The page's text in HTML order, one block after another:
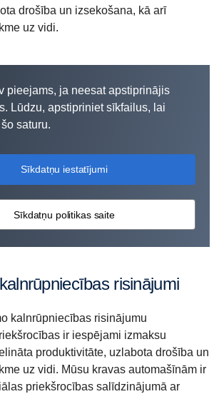
drošība un izsekošana, kā arī
uz vidi.
pieejams, ja neesat apstiprinājis
Lūdzu, apstipriniet sīkfailus, lai
saturu.
Sīkdatņu iestatījumi
Sīkdatņu politikas saite
kalnrūpniecības risinājumi
kalnrūpniecības risinājumu
ir iespējami izmaksu
produktivitāte, uzlabota drošība un
uz vidi. Mūsu kravas automašīnām ir
priekšrocības salīdzinājumā ar